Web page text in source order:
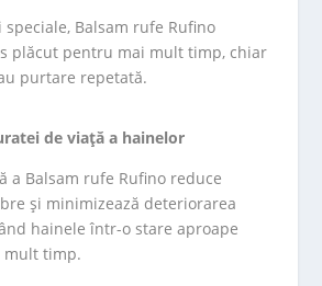
Balsam rufe Rufino
plăcut pentru mai mult timp, chiar
purtare repetată.
de viață a hainelor
a Balsam rufe Rufino reduce
și minimizează deteriorarea
hainele într-o stare aproape
mult timp.